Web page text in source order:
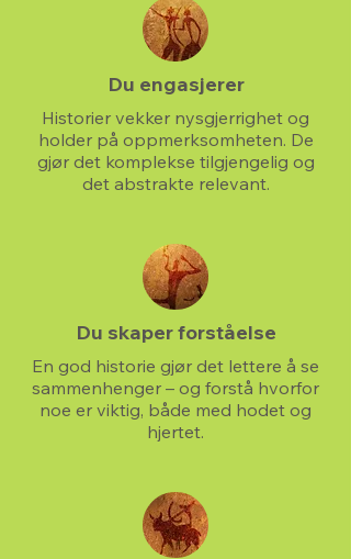
Du engasjerer
Historier vekker nysgjerrighet og
holder på oppmerksomheten. De
gjør det komplekse tilgjengelig og
det abstrakte relevant.
Du skaper forståelse
En god historie gjør det lettere å se
sammenhenger – og forstå hvorfor
noe er viktig, både med hodet og
hjertet.